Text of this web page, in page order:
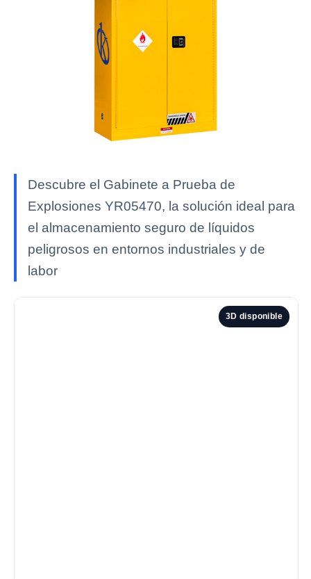
Descubre el Gabinete a Prueba de
Explosiones YR05470, la solución ideal para
el almacenamiento seguro de líquidos
peligrosos en entornos industriales y de
labor
3D disponible